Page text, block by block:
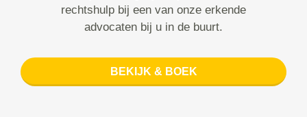
rechtshulp bij een van onze erkende
advocaten bij u in de buurt.
BEKIJK & BOEK